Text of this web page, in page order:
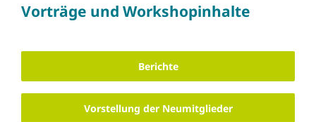
Vorträge und Workshopinhalte
Berichte
Vorstellung der Neumitglieder